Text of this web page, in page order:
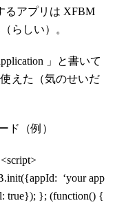
るアプリは XFBM
らしい）。
」と書いて
えた（気のせいだ
ド（例）
‘your app
true}); }; (function() {